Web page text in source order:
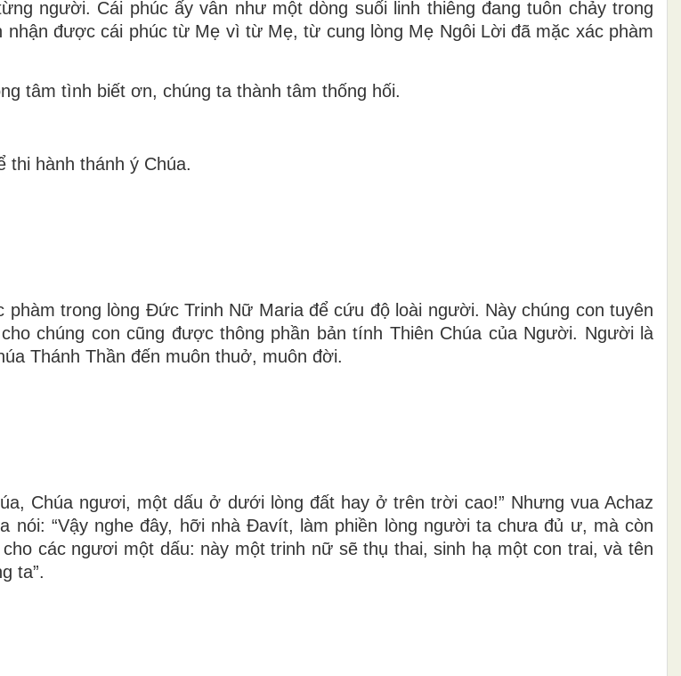
người. Cái phúc ấy vẫn như một dòng suối linh thiêng đang tuôn chảy trong
được cái phúc từ Mẹ vì từ Mẹ, từ cung lòng Mẹ Ngôi Lời đã mặc xác phàm
tâm tình biết ơn, chúng ta thành tâm thống hối.
thi hành thánh ý Chúa.
trong lòng Ðức Trinh Nữ Maria để cứu độ loài người. Này chúng con tuyên
chúng con cũng được thông phần bản tính Thiên Chúa của Người. Người là
Thánh Thần đến muôn thuở, muôn đời.
Chúa ngươi, một dấu ở dưới lòng đất hay ở trên trời cao!” Nhưng vua Achaz
nói: “Vậy nghe đây, hỡi nhà Ðavít, làm phiền lòng người ta chưa đủ ư, mà còn
các ngươi một dấu: này một trinh nữ sẽ thụ thai, sinh hạ một con trai, và tên
ta”.